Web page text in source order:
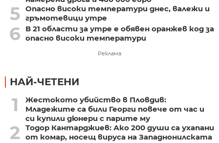
5 Опасно високи температури днес, валежи и
гръмотевици утре
6
В 21 области за утре е обявен оранжев код за
опасно високи температури
Реклама
НАЙ-ЧЕТЕНИ
1
Жестокото убийство в Пловдив:
Младежите са били Георги повече от час и
си купили дюнери с парите му
2
Тодор Кантарджиев: Ако 200 души са ухапани
от комар, носещ вируса на Западнонилската